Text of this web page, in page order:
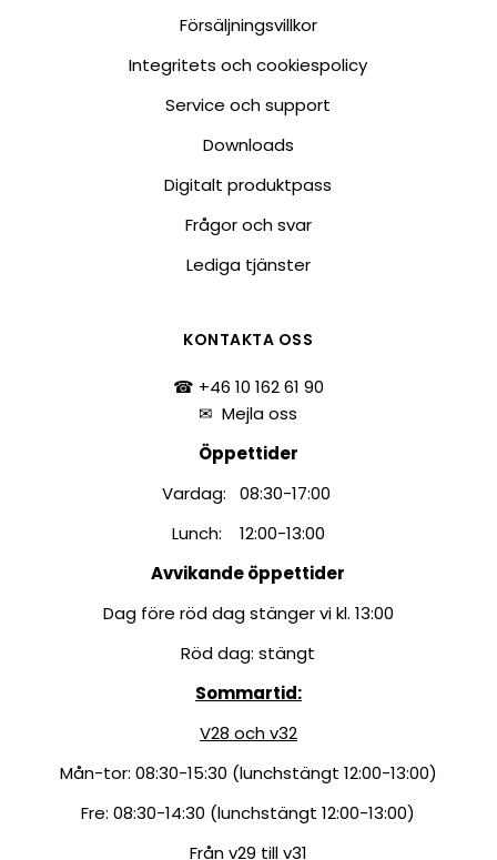
Försäljningsvillkor
Integritets och cookiespolicy
Service och support
Downloads
Digitalt produktpass
Frågor och svar
Lediga tjänster
KONTAKTA OSS
☎ +46 10 162 61 90
✉Mejla oss
Öppettider
Vardag: 08:30-17:00
Lunch: 12:00-13:00
Avvikande öppettider
Dag före röd dag stänger vi kl. 13:00
Röd dag: stängt
Sommartid:
V28 och v32
Mån-tor: 08:30-15:30 (lunchstängt 12:00-13:00)
Fre: 08:30-14:30 (lunchstängt 12:00-13:00)
Från v29 till v31